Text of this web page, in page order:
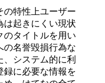
の特性上ユーザー
は起きにくい現状
のタイトルを用い
の名誉毀損行為な
システム的に利
録に必要な情報を